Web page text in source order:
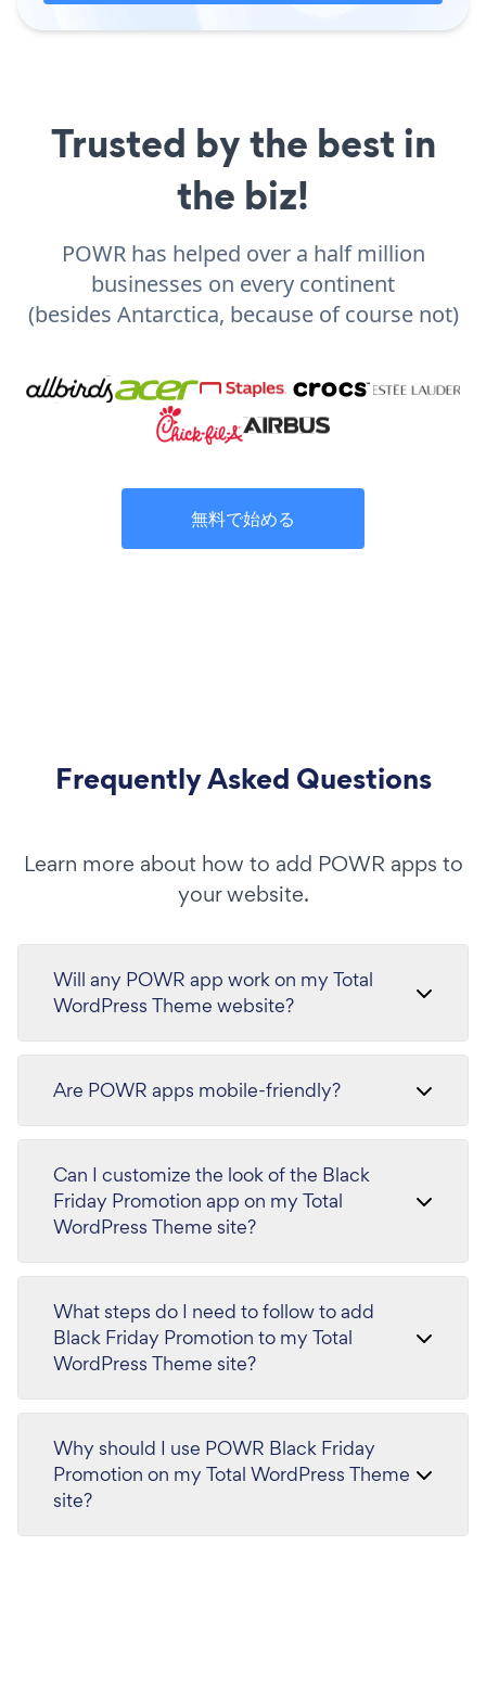
Trusted by the best in
the biz!
POWR has helped over a half million
businesses on every continent
(besides Antarctica, because of course not)
無料で始める
Frequently Asked Questions
Learn more about how to add POWR apps to
your website.
Will any POWR app work on my Total
WordPress Theme website?
Are POWR apps mobile-friendly?
Can I customize the look of the Black
Friday Promotion app on my Total
WordPress Theme site?
What steps do I need to follow to add
Black Friday Promotion to my Total
WordPress Theme site?
Why should I use POWR Black Friday
Promotion on my Total WordPress Theme
site?